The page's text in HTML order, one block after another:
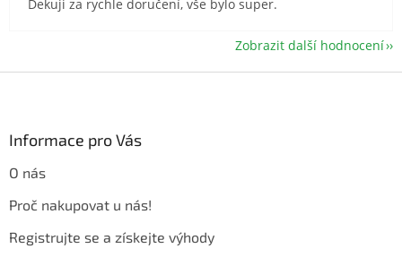
Dekuji za rychle doručení, vše bylo super.
Zobrazit další hodnocení
Informace pro Vás
O nás
Proč nakupovat u nás!
Registrujte se a získejte výhody